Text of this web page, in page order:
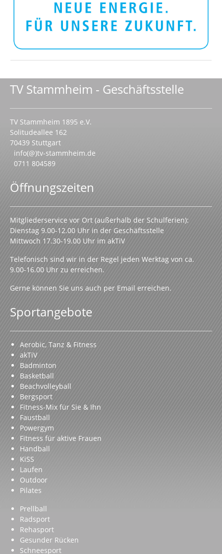
TV Stammheim - Geschäftsstelle
TV Stammheim 1895 e.V.
Solitudeallee 162
70439 Stuttgart
info(@)tv-stammheim.de
0711 804589
Öffnungszeiten
Mitgliederservice vor Ort (außerhalb der Schulferien):
Dienstag 9.00-12.00 Uhr in der Geschäftsstelle
Mittwoch 17.30-19.00 Uhr im akTiV
Telefonisch sind wir in der Regel jeden Werktag von ca.
9.00-16.00 Uhr zu erreichen.
Gerne können Sie uns auch per Email erreichen.
Sportangebote
Aerobic, Tanz & Fitness
akTiV
Badminton
Basketball
Beachvolleyball
Bergsport
Fitness-Mix für Sie & Ihn
Faustball
Powergym
Fitness für aktive Frauen
Handball
KiSS
Laufen
Outdoor
Pilates
Prellball
Radsport
Rehasport
Gesunder Rücken
Schneesport